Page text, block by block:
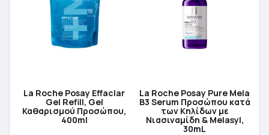
La Roche Posay Effaclar
Gel Refill, Gel
Καθαρισμού Προσώπου,
400ml
La Roche Posay Pure Mela
B3 Serum Προσώπου κατά
των Kηλίδων με
Νιασιναμίδη & Melasyl,
30mL